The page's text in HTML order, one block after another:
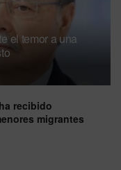
el temor a una
recibido
migrantes